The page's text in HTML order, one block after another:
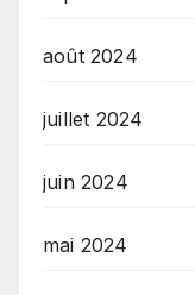
août 2024
juillet 2024
juin 2024
mai 2024